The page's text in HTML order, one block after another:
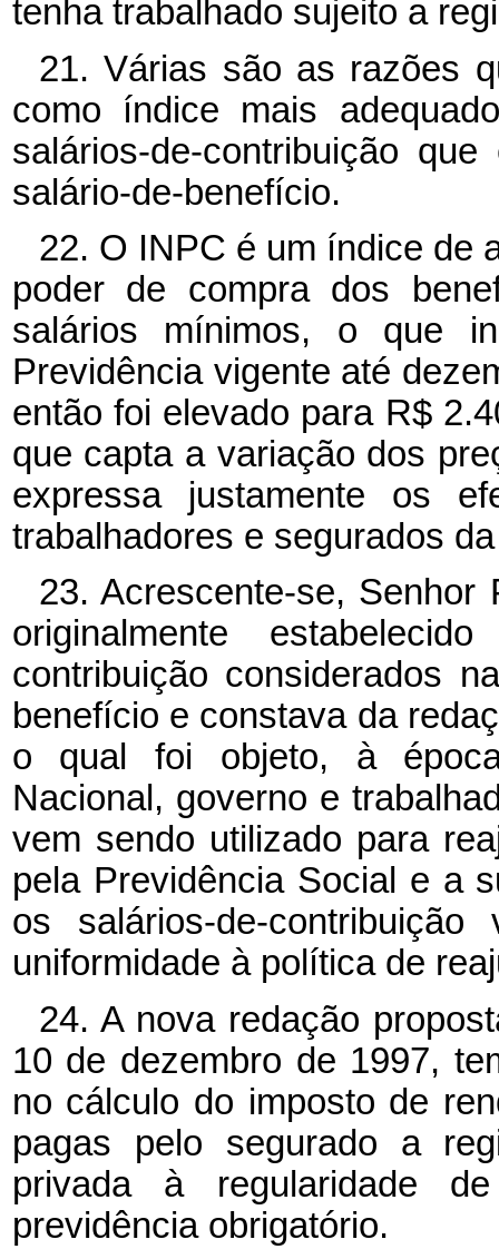
tenha trabalhado sujeito a
21. Várias são as razões
como índice mais
salários-de-contribuição
salário-de-benefício.
22. O INPC é um índice de
poder de compra dos
salários mínimos, o que
Previdência vigente até
então foi elevado para R$
que capta a variação dos
expressa justamente os
trabalhadores e segurados
23. Acrescente-se,
originalmente
contribuição considerados
benefício e constava da
o qual foi objeto, à
Nacional, governo e
vem sendo utilizado para
pela Previdência Social e a
os salários-de-
uniformidade à política de
24. A nova redação
10 de dezembro de 1997,
no cálculo do imposto de
pagas pelo segurado a
privada à regularidade
previdência obrigatório.